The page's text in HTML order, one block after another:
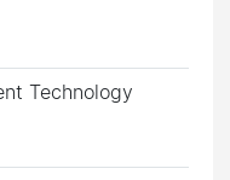
Technology